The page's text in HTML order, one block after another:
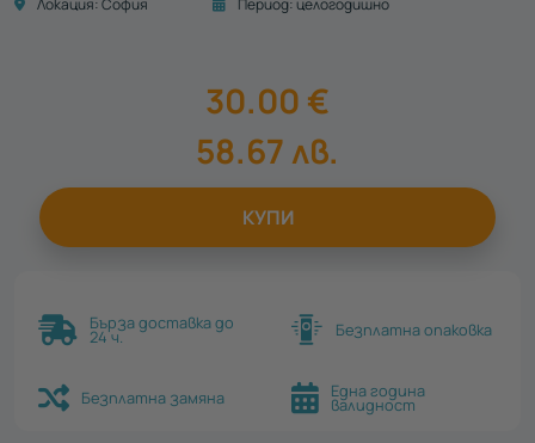
Локация:София Период:целогодишно
30.00 €
58.67лв.
КУПИ
Бърза доставка до
24 ч. Безплатна опаковка
Безплатна замяна Една година
валидност